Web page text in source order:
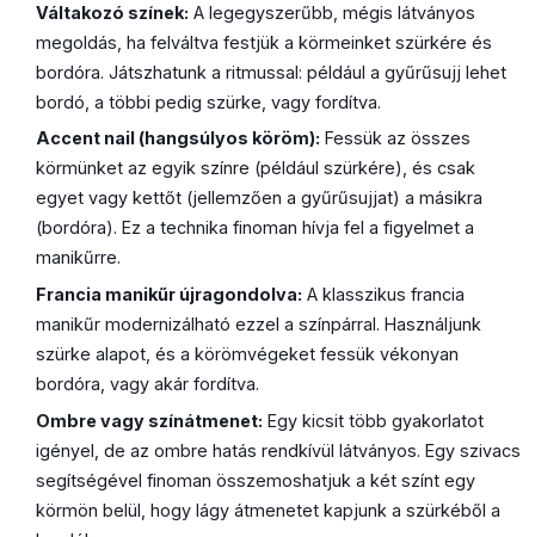
Váltakozó színek: A legegyszerűbb, mégis látványos
megoldás, ha felváltva festjük a körmeinket szürkére és
bordóra. Játszhatunk a ritmussal: például a gyűrűsujj lehet
bordó, a többi pedig szürke, vagy fordítva.
Accent nail (hangsúlyos köröm): Fessük az összes
körmünket az egyik színre (például szürkére), és csak
egyet vagy kettőt (jellemzően a gyűrűsujjat) a másikra
(bordóra). Ez a technika finoman hívja fel a figyelmet a
manikűrre.
Francia manikűr újragondolva: A klasszikus francia
manikűr modernizálható ezzel a színpárral. Használjunk
szürke alapot, és a körömvégeket fessük vékonyan
bordóra, vagy akár fordítva.
Ombre vagy színátmenet: Egy kicsit több gyakorlatot
igényel, de az ombre hatás rendkívül látványos. Egy szivacs
segítségével finoman összemoshatjuk a két színt egy
körmön belül, hogy lágy átmenetet kapjunk a szürkéből a